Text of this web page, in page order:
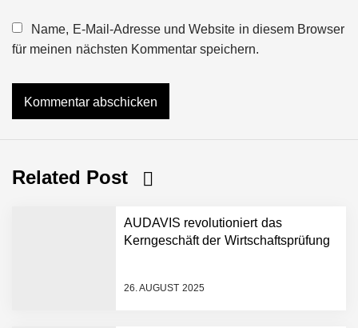
Name, E-Mail-Adresse und Website in diesem Browser
für meinen nächsten Kommentar speichern.
Related Post
AUDAVIS revolutioniert das
Kerngeschäft der Wirtschaftsprüfung
26. AUGUST 2025